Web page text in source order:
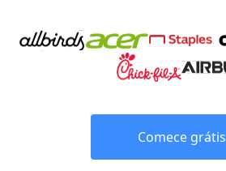
Comece grátis